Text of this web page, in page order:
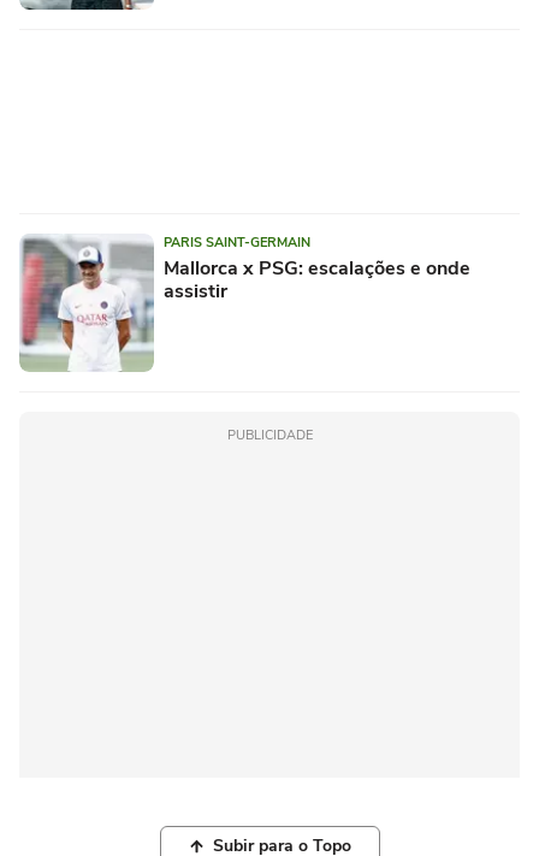
PARIS SAINT-GERMAIN
Mallorca x PSG: escalações e onde
assistir
PUBLICIDADE
Subir para o Topo